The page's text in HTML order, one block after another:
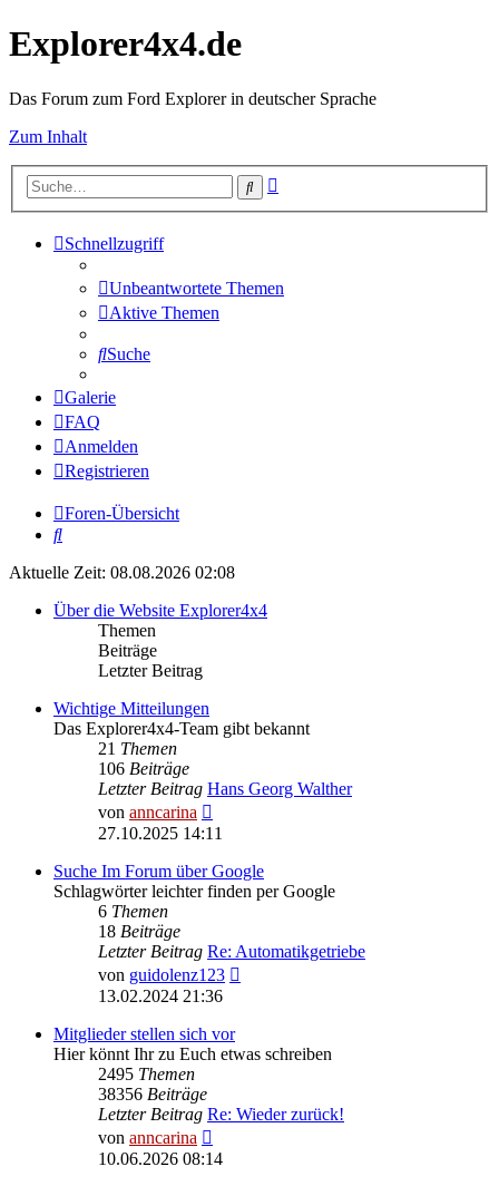
Explorer4x4.de
Das Forum zum Ford Explorer in deutscher Sprache
Zum Inhalt
Suche
Schnellzugriff
Unbeantwortete Themen
Aktive Themen
Suche
Galerie
FAQ
Anmelden
Registrieren
Foren-Übersicht
Suche
Aktuelle Zeit: 08.08.2026 02:08
Über die Website Explorer4x4
Themen
Beiträge
Letzter Beitrag
Wichtige Mitteilungen
Das Explorer4x4-Team gibt bekannt
21 Themen
106 Beiträge
Letzter Beitrag Hans Georg Walther
von anncarina
Beitrag
27.10.2025 14:11
Suche Im Forum über Google
Schlagwörter leichter finden per Google
6 Themen
18 Beiträge
Letzter Beitrag Re: Automatikgetriebe
von guidolenz123
13.02.2024 21:36
Mitglieder stellen sich vor
Hier könnt Ihr zu Euch etwas schreiben
2495 Themen
38356 Beiträge
Letzter Beitrag Re: Wieder zurück!
von anncarina
Beitrag
10.06.2026 08:14